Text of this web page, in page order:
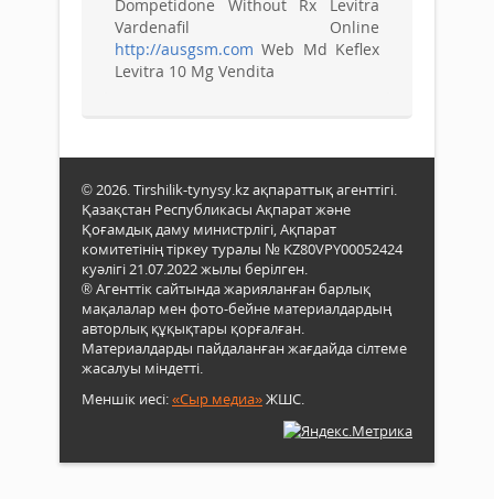
Dompetidone Without Rx Levitra
Vardenafil Online
http://ausgsm.com Web Md Keflex
Levitra 10 Mg Vendita
© 2026. Tirshilik-tynysy.kz ақпараттық агенттігі.
Қазақстан Республикасы Ақпарат және
Қоғамдық даму министрлігі, Ақпарат
комитетінің тіркеу туралы № KZ80VPY00052424
куәлігі 21.07.2022 жылы берілген.
® Агенттік сайтында жарияланған барлық
мақалалар мен фото-бейне материалдардың
авторлық құқықтары қорғалған.
Материалдарды пайдаланған жағдайда сілтеме
жасалуы міндетті.
Меншік иесі:«Сыр медиа»ЖШС.